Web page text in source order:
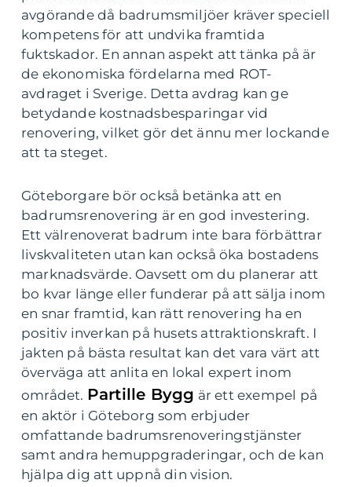
avgörande då badrumsmiljöer kräver speciell
kompetens för att undvika framtida
fuktskador. En annan aspekt att tänka på är
de ekonomiska fördelarna med ROT-
avdraget i Sverige. Detta avdrag kan ge
betydande kostnadsbesparingar vid
renovering, vilket gör det ännu mer lockande
att ta steget.
Göteborgare bör också betänka att en
badrumsrenovering är en god investering.
Ett välrenoverat badrum inte bara förbättrar
livskvaliteten utan kan också öka bostadens
marknadsvärde. Oavsett om du planerar att
bo kvar länge eller funderar på att sälja inom
en snar framtid, kan rätt renovering ha en
positiv inverkan på husets attraktionskraft. I
jakten på bästa resultat kan det vara värt att
överväga att anlita en lokal expert inom
området. Partille Bygg är ett exempel på
en aktör i Göteborg som erbjuder
omfattande badrumsrenoveringstjänster
samt andra hemuppgraderingar, och de kan
hjälpa dig att uppnå din vision.